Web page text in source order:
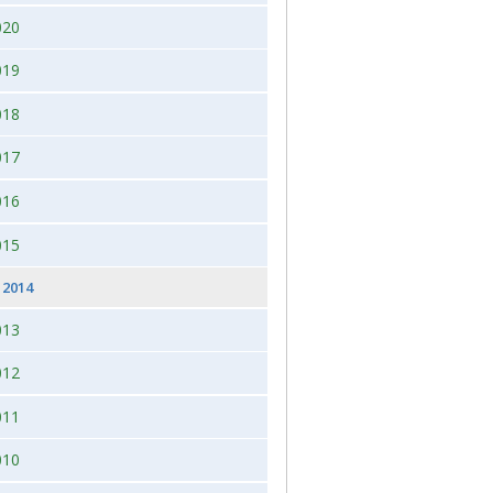
2026, juleudstilling,Bogense,Fyn
dag 2
2014